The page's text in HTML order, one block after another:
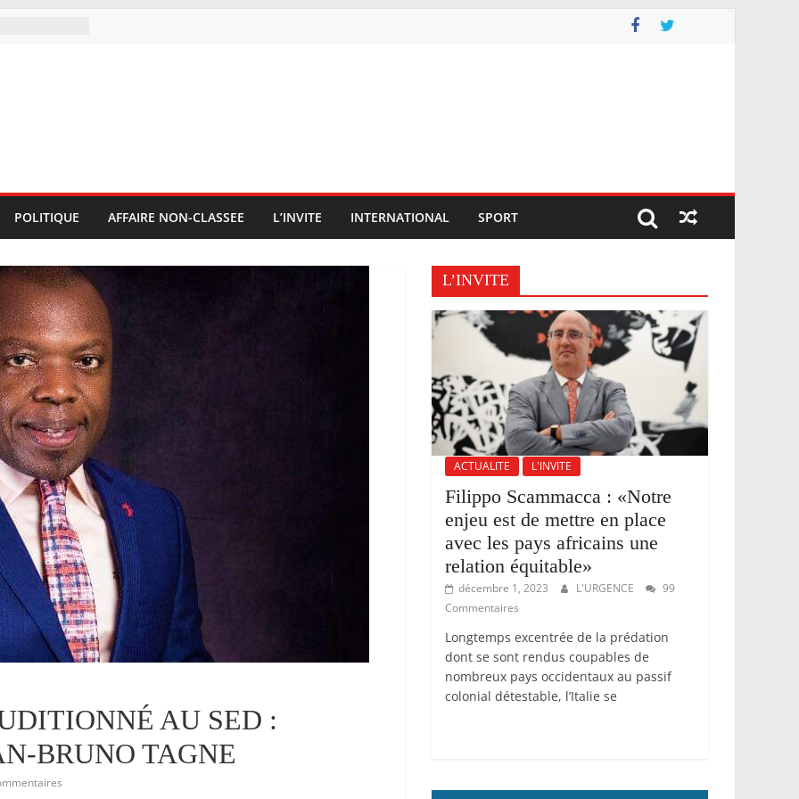
POLITIQUE AFFAIRE NON-CLASSEE L’INVITE INTERNATIONAL SPORT
AU SED :
BRUNO TAGNE
L’INVITE
ACTUALITE L'INVITE
Filippo Scammacca : «Notre
enjeu est de mettre en place
avec les pays africains une
relation équitable»
décembre 1, 2023 L'URGENCE
99
Commentaires
Longtemps excentrée de la prédation
dont se sont rendus coupables de
nombreux pays occidentaux au passif
colonial détestable, l’Italie se